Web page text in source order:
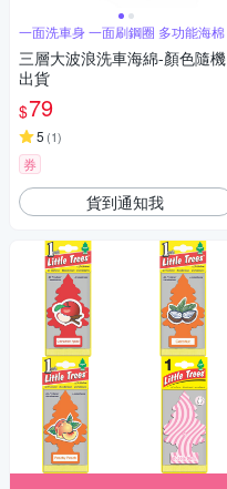
一面洗車身 一面刷鋼圈 多功能海棉
三層大波浪洗車海綿-顏色隨機
出貨
$79
5 (1)
券
貨到通知我